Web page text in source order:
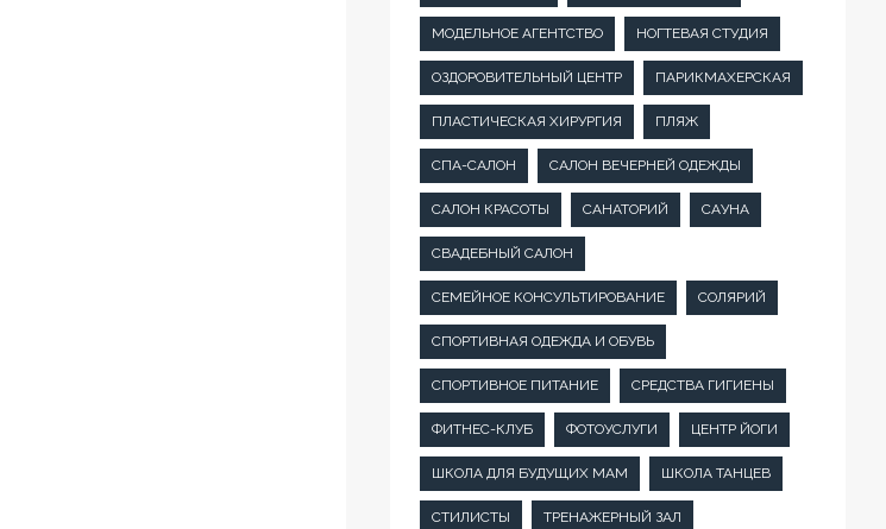
МОДЕЛЬНОЕ АГЕНТСТВО НОГТЕВАЯ СТУДИЯ
ОЗДОРОВИТЕЛЬНЫЙ ЦЕНТР ПАРИКМАХЕРСКАЯ
ПЛАСТИЧЕСКАЯ ХИРУРГИЯ ПЛЯЖ
СПА-САЛОН САЛОН ВЕЧЕРНЕЙ ОДЕЖДЫ
САЛОН КРАСОТЫ САНАТОРИЙ САУНА
СВАДЕБНЫЙ САЛОН
СЕМЕЙНОЕ КОНСУЛЬТИРОВАНИЕ СОЛЯРИЙ
СПОРТИВНАЯ ОДЕЖДА И ОБУВЬ
СПОРТИВНОЕ ПИТАНИЕ СРЕДСТВА ГИГИЕНЫ
ФИТНЕС-КЛУБ ФОТОУСЛУГИ ЦЕНТР ЙОГИ
ШКОЛА ДЛЯ БУДУЩИХ МАМ ШКОЛА ТАНЦЕВ
СТИЛИСТЫ ТРЕНАЖЕРНЫЙ ЗАЛ